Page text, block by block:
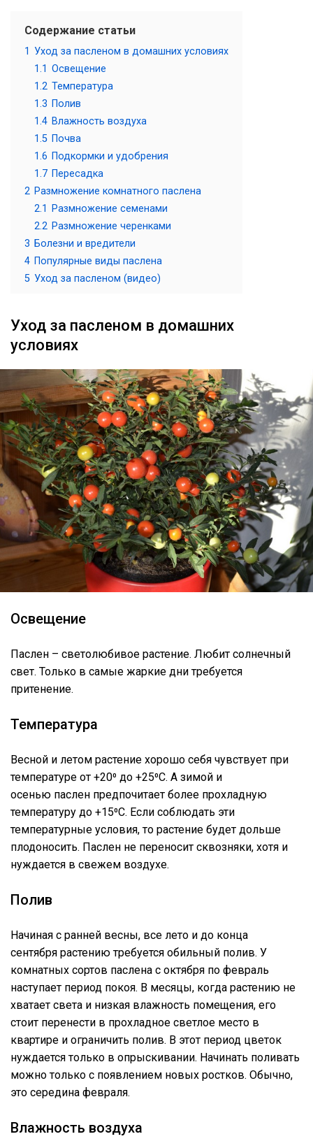
Содержание статьи
1 Уход за пасленом в домашних условиях
1.1 Освещение
1.2 Температура
1.3 Полив
1.4 Влажность воздуха
1.5 Почва
1.6 Подкормки и удобрения
1.7 Пересадка
2 Размножение комнатного паслена
2.1
Размножение семенами
2.2 Размножение черенками
3 Болезни и вредители
4 Популярные виды паслена
5 Уход за пасленом (видео)
Уход за пасленом в домашних
условиях
Освещение
Паслен – светолюбивое растение. Любит солнечный
свет. Только в самые жаркие дни требуется
притенение.
Температура
Весной и летом растение хорошо себя чувствует при
температуре от +20⁰ до +25⁰С. А зимой и
осенью паслен предпочитает более прохладную
температуру до +15⁰С. Если соблюдать эти
температурные условия, то растение будет дольше
плодоносить. Паслен не переносит сквозняки, хотя и
нуждается в свежем воздухе.
Полив
Начиная с ранней весны, все лето и до конца
сентября растению требуется обильный полив. У
комнатных сортов паслена с октября по февраль
наступает период покоя. В месяцы, когда растению не
хватает света и низкая влажность помещения, его
стоит перенести в прохладное светлое место в
квартире и ограничить полив. В этот период цветок
нуждается только в опрыскивании. Начинать поливать
можно только с появлением новых ростков. Обычно,
это середина февраля.
Влажность воздуха